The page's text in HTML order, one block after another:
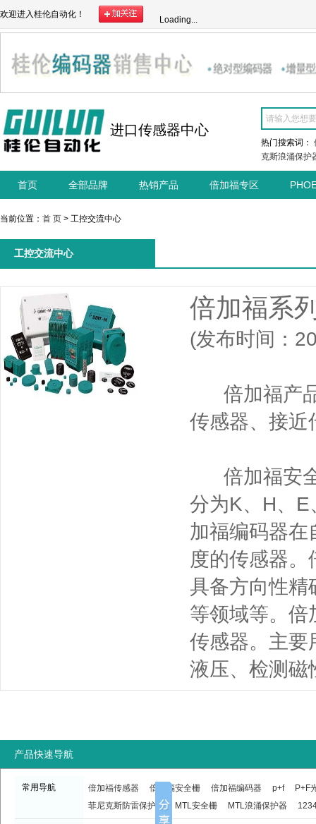
欢迎进入桂伦自动化！
Loading...
进口传感器中心
热门搜索词：
克斯浪涌保护
首页 全部品牌 热销产品 倍加福专区
当前位置： 首 页 > 工控交流中心
工控交流中心
倍加福系
(发布时间：
倍加福产品
传感器、接近
倍加福安全
分为K、H、
加福编码器
度的传感器
具备方向性精
等领域等。倍
传感器。主要
液压、检测磁
产品快速导航
常用导航 倍加福传感器 倍加福安全栅 倍加福编码器 p+f
P+F
菲尼克斯防雷保护器
MTL安全栅 MTL浪涌保护器